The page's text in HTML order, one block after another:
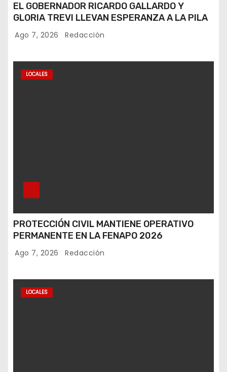
EL GOBERNADOR RICARDO GALLARDO Y
GLORIA TREVI LLEVAN ESPERANZA A LA PILA
Ago 7, 2026 Redacción
LOCALES
PROTECCIÓN CIVIL MANTIENE OPERATIVO
PERMANENTE EN LA FENAPO 2026
Ago 7, 2026 Redacción
LOCALES